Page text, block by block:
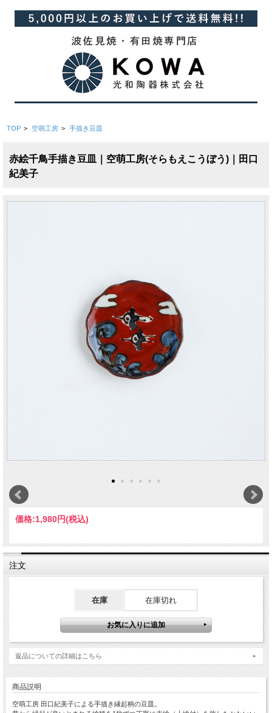
TOP > 空萌工房 > 手描き豆皿
赤絵千鳥手描き豆皿｜空萌工房(そらもえこうぼう)｜田口
紀美子
価格:1,980円(税込)
注文
在庫 在庫切れ
返品についての詳細はこちら
商品説明
空萌工房 田口紀美子による手描き縁起柄の豆皿。